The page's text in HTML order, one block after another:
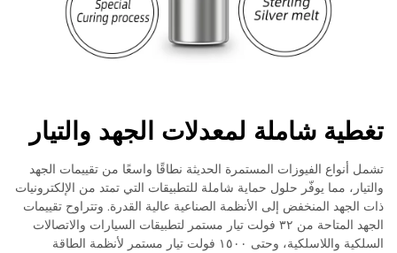
تغطية شاملة لمعدلات الجهد والتيار
تشمل أنواع الفيوزات المستمرة الحديثة نطاقًا واسعًا من تقييمات الجهد
والتيار، مما يوفّر حلول حماية شاملة للتطبيقات التي تمتد من الإلكترونيات
ذات الجهد المنخفض إلى الأنظمة الصناعية عالية القدرة. وتتراوح تقييمات
الجهد المتاحة من ٣٢ فولت تيار مستمر لتطبيقات السيارات والاتصالات
السلكية واللاسلكية، وحتى ١٥٠٠ فولت تيار مستمر لأنظمة الطاقة